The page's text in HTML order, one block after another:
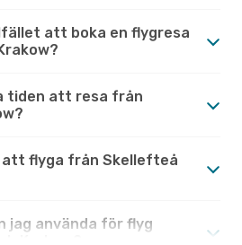
att boka en flygresa
tiden att resa från
flyga från Skellefteå
jag använda för flyg